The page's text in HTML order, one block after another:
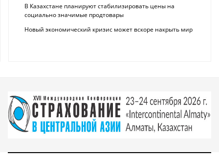
В Казахстане планируют стабилизировать цены на
социально значимые продтовары
Новый экономический кризис может вскоре накрыть мир